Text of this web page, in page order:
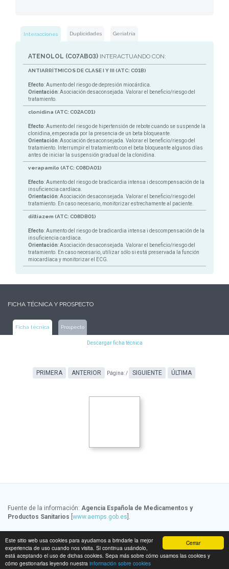
Cerrar
Este sitio web usa cookies para ayudarnos a brindarle la mejor
experiencia de uso cuando nos visita. Si continua usándolo,
está aceptando el uso de dichas cookies. Sepa más sobre cómo usamos las cookies y
cómo gestionarlas leyendo nuestra información sobre cookies
Interacciones Duplicidades Geriatría
ATENOLOL (C07AB03) INTERACTUANDO CON:
ANTIARRÍTMICOS DE CLASE I Y III (ATC: C01B)
Efecto: Aumento del riesgo de depresión miocárdica.
Orientación: Asociación desaconsejada. Valorar el beneficio/riesgo del
tratamiento.
clonidina (ATC: C02AC01)
Efecto: Aumento del riesgo de hipertensión de rebote cuando se suspende la
clonidina, empeorada por la presencia de un beta bloqueante.
Orientación: Asociación desaconsejada. Valorar el beneficio/riesgo del
tratamiento. Interrumpir el tratamiento con el beta bloqueante algunos días
antes de iniciar la suspensión gradual de la clonidina.
verapamilo (ATC: C08DA01)
Efecto: Aumento del riesgo de bradicardia intensa i descompensación de la
insuficiencia cardíaca.
Orientación: Asociación desaconsejada. Valorar el beneficio/riesgo del
tratamiento. En caso necesario, monitorizar estrechamente al paciente.
diltiazem (ATC: C08DB01)
Efecto: Aumento del riesgo de bradicardia intensa i descompensación de la
insuficiencia cardíaca.
Orientación: Asociación desaconsejada. Valorar el beneficio/riesgo del
tratamiento. En caso necesario, utilizar sólo si está preservada la función
miocardíaca y monitorizar el ECG.
FICHA TÉCNICA Y PROSPECTO
Ficha técnica Prospecto
Descargar ficha técnica
PRIMERA ANTERIOR Página:/ SIGUIENTE ÚLTIMA
Fuente de la información: Agencia Española de Medicamentos y
Productos Sanitarios www.aemps.gob.es ].
Ministerio de Sanidad, Servicios
Sociales e Igualdad[ www.msssi.gob.es]
Fecha de última actualización de la información:07/08/2026